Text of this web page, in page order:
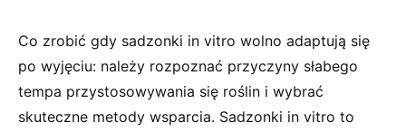
Co zrobić gdy sadzonki in vitro wolno adaptują się
po wyjęciu: należy rozpoznać przyczyny słabego
tempa przystosowywania się roślin i wybrać
skuteczne metody wsparcia. Sadzonki in vitro to